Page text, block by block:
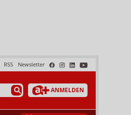
Newsletter
RSS
ANMELDEN